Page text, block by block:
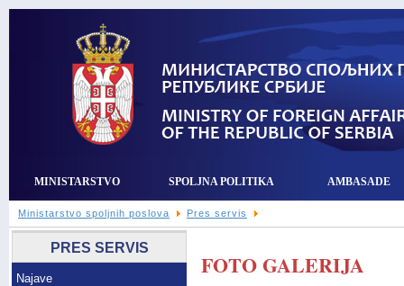
MINISTARSTVO SPOLJNA POLITIKA AMBASADE
Ministarstvo spoljnih poslova Pres servis
PRES SERVIS
Najave FOTO GALERIJA